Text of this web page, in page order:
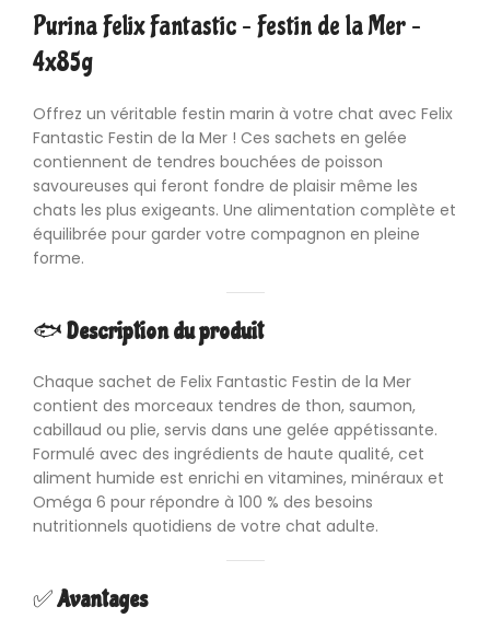
Purina FelixFantastic – Festin de la Mer –
4x85g
Offrez un véritable festin marin à votre chat avec Felix
Fantastic Festin de la Mer ! Ces sachets en gelée
contiennent de tendres bouchées de poisson
savoureuses qui feront fondre de plaisir même les
chats les plus exigeants. Une alimentation complète et
équilibrée pour garder votre compagnon en pleine
forme.
🐟Description du produit
Chaque sachet de Felix Fantastic Festin de la Mer
contient des morceaux tendres de thon, saumon,
cabillaud ou plie, servis dans une gelée appétissante.
Formulé avec des ingrédients de haute qualité, cet
aliment humide est enrichi en vitamines, minéraux et
Oméga 6 pour répondre à 100 % des besoins
nutritionnels quotidiens de votre chat adulte.
✅Avantages